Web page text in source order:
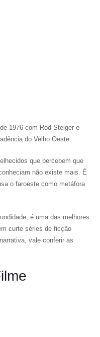
1976 com Rod Steiger e
do Velho Oeste.
que percebem que
não existe mais. É
o faroeste como metáfora
é uma das melhores
curte séries de ficção
vale conferir as